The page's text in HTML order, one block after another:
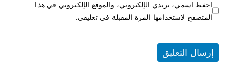
احفظ اسمي، بريدي الإلكتروني، والموقع الإلكتروني في هذا
المتصفح لاستخدامها المرة المقبلة في تعليقي.